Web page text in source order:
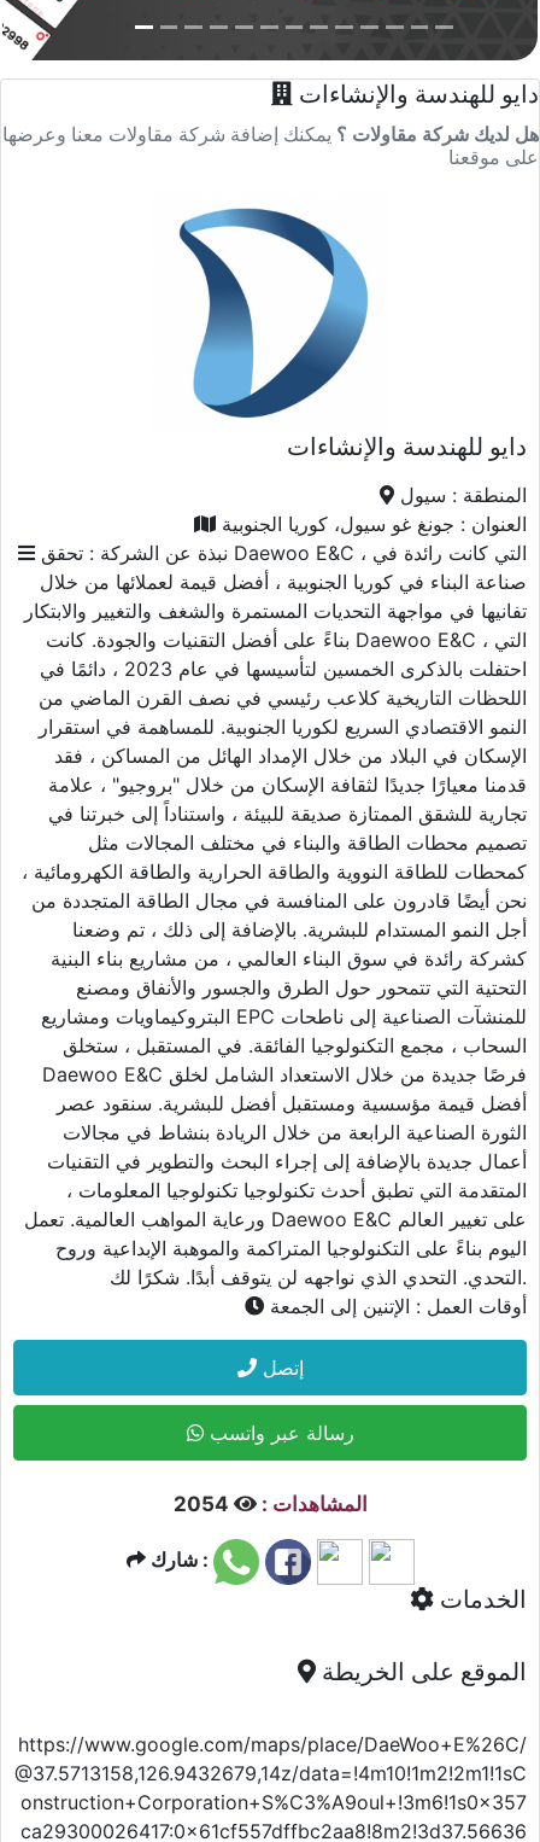
دايو للهندسة والإنشاءات
هل لديك شركة مقاولات ؟ يمكنك إضافة شركة مقاولات معنا وعرضها
على موقعنا
دايو للهندسة والإنشاءات
المنطقة : سيول
العنوان : جونغ غو سيول، كوريا الجنوبية
نبذة عن الشركة : تحقق Daewoo E&C ، التي كانت رائدة في
صناعة البناء في كوريا الجنوبية ، أفضل قيمة لعملائها من خلال
تفانيها في مواجهة التحديات المستمرة والشغف والتغيير والابتكار
بناءً على أفضل التقنيات والجودة. كانت Daewoo E&C ، التي
احتفلت بالذكرى الخمسين لتأسيسها في عام 2023 ، دائمًا في
اللحظات التاريخية كلاعب رئيسي في نصف القرن الماضي من
النمو الاقتصادي السريع لكوريا الجنوبية. للمساهمة في استقرار
الإسكان في البلاد من خلال الإمداد الهائل من المساكن ، فقد
قدمنا ​​معيارًا جديدًا لثقافة الإسكان من خلال "بروجيو" ، علامة
تجارية للشقق الممتازة صديقة للبيئة ، واستناداً إلى خبرتنا في
تصميم محطات الطاقة والبناء في مختلف المجالات مثل
كمحطات للطاقة النووية والطاقة الحرارية والطاقة الكهرومائية ،
نحن أيضًا قادرون على المنافسة في مجال الطاقة المتجددة من
أجل النمو المستدام للبشرية. بالإضافة إلى ذلك ، تم وضعنا
كشركة رائدة في سوق البناء العالمي ، من مشاريع بناء البنية
التحتية التي تتمحور حول الطرق والجسور والأنفاق ومصنع
البتروكيماويات ومشاريع EPC للمنشآت الصناعية إلى ناطحات
السحاب ، مجمع التكنولوجيا الفائقة. في المستقبل ، ستخلق
Daewoo E&C فرصًا جديدة من خلال الاستعداد الشامل لخلق
أفضل قيمة مؤسسية ومستقبل أفضل للبشرية. سنقود عصر
الثورة الصناعية الرابعة من خلال الريادة بنشاط في مجالات
أعمال جديدة بالإضافة إلى إجراء البحث والتطوير في التقنيات
المتقدمة التي تطبق أحدث تكنولوجيا تكنولوجيا المعلومات ،
ورعاية المواهب العالمية. تعمل Daewoo E&C على تغيير العالم
اليوم بناءً على التكنولوجيا المتراكمة والموهبة الإبداعية وروح
التحدي. التحدي الذي نواجهه لن يتوقف أبدًا. شكرًا لك.
أوقات العمل : الإتنين إلى الجمعة
إتصل
رسالة عبر واتسب
المشاهدات :
شارك :
الخدمات
الموقع على الخريطة
https://www.google.com/maps/place/DaeWoo+E%26C/
@37.5713158,126.9432679,14z/data=!4m10!1m2!2m1!1sC
onstruction+Corporation+S%C3%A9oul+!3m6!1s0x357
ca29300026417:0x61cf557dffbc2aa8!8m2!3d37.56636